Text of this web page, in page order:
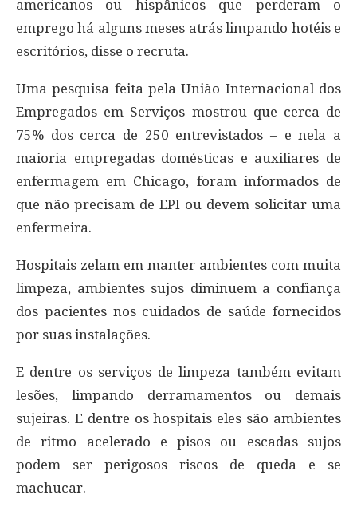
americanos ou hispânicos que perderam o
emprego há alguns meses atrás limpando hotéis e
escritórios, disse o recruta.
Uma pesquisa feita pela União Internacional dos
Empregados em Serviços mostrou que cerca de
75% dos cerca de 250 entrevistados – e nela a
maioria empregadas domésticas e auxiliares de
enfermagem em Chicago, foram informados de
que não precisam de EPI ou devem solicitar uma
enfermeira.
Hospitais zelam em manter ambientes com muita
limpeza, ambientes sujos diminuem a confiança
dos pacientes nos cuidados de saúde fornecidos
por suas instalações.
E dentre os serviços de limpeza também evitam
lesões, limpando derramamentos ou demais
sujeiras. E dentre os hospitais eles são ambientes
de ritmo acelerado e pisos ou escadas sujos
podem ser perigosos riscos de queda e se
machucar.